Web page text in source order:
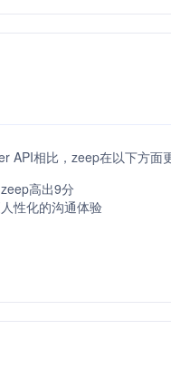
API相比，zeep在以下方面
高出9分
性化的沟通体验